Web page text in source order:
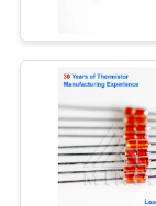
ФАБРИКИ